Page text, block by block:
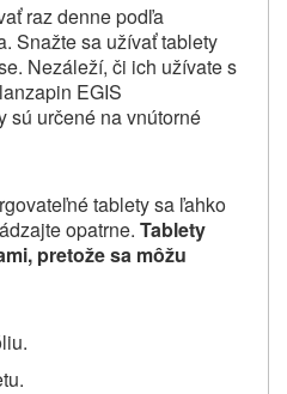
raz denne podľa
Snažte sa užívať tablety
Nezáleží, či ich užívate s
EGIS
sú určené na vnútorné
tablety sa ľahko
opatrne. Tablety
pretože sa môžu